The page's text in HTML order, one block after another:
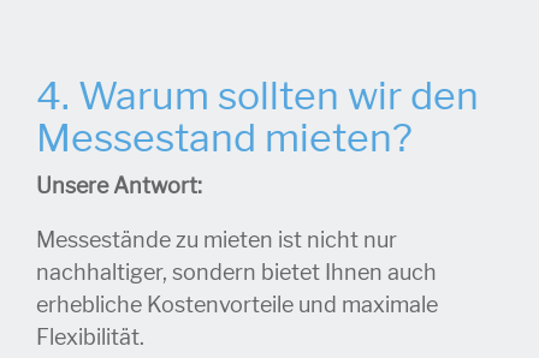
4. Warum sollten wir den
Messestand mieten?
Unsere Antwort:
Messestände zu mieten ist nicht nur
nachhaltiger, sondern bietet Ihnen auch
erhebliche Kostenvorteile und maximale
Flexibilität.